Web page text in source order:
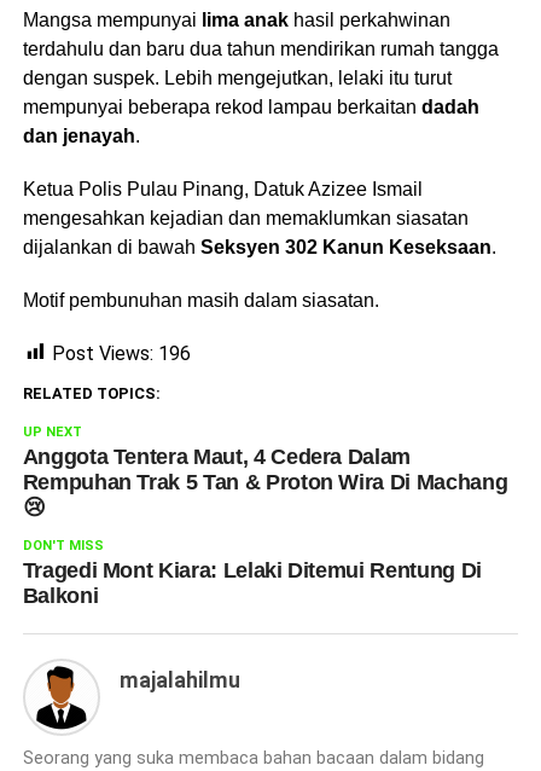
Mangsa mempunyai lima anakhasil perkahwinan
terdahulu dan baru dua tahun mendirikan rumah tangga
dengan suspek. Lebih mengejutkan, lelaki itu turut
mempunyai beberapa rekod lampau berkaitan dadah
dan jenayah.
Ketua Polis Pulau Pinang, Datuk Azizee Ismail
mengesahkan kejadian dan memaklumkan siasatan
dijalankan di bawah Seksyen 302 Kanun Keseksaan.
Motif pembunuhan masih dalam siasatan.
Post Views: 196
RELATED TOPICS:
UP NEXT
Anggota Tentera Maut, 4 Cedera Dalam
Rempuhan Trak 5 Tan & Proton Wira Di Machang
😢
DON'T MISS
Tragedi Mont Kiara: Lelaki Ditemui Rentung Di
Balkoni
majalahilmu
Seorang yang suka membaca bahan bacaan dalam bidang